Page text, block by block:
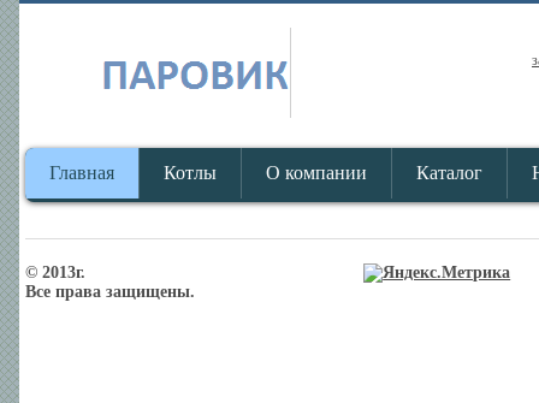
Главная Котлы О компании Каталог
© 2013г.
Все права защищены.